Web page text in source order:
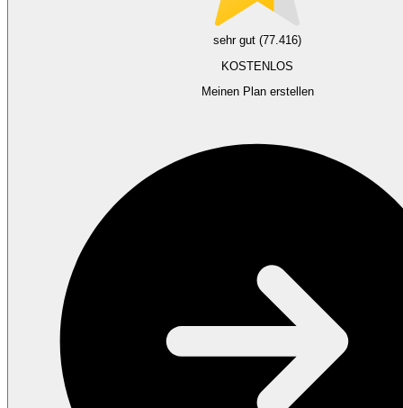
sehr gut (77.416)
KOSTENLOS
Meinen Plan erstellen